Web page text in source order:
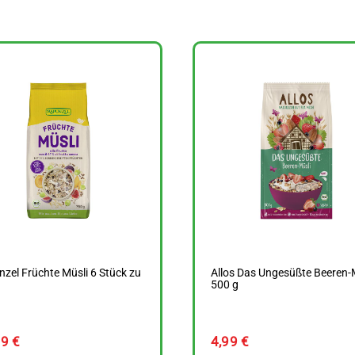
Früchte Müsli 6 Stück zu
€
Allos Das Ungesüßte Beeren-
500 g
4,99€